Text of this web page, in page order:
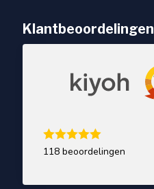
Klantbeoordelingen
118 beoordelingen